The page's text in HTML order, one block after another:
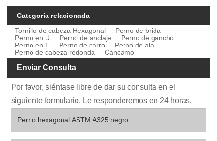
Categoría relacionada
Tornillo de cabeza Hexagonal
Perno de brida
Perno en U
Perno de anclaje
Perno de gancho
Perno en T
Perno de carro
Perno de ala
Perno de cabeza redonda
Cáncamo
Enviar Consulta
Por favor, siéntase libre de dar su consulta en el
siguiente formulario. Le responderemos en 24 horas.